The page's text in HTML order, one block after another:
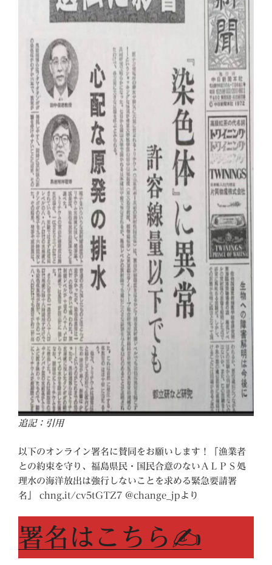
追記：引用
以下のオンライン署名に賛同をお願いします！「漁業者
との約束を守り、福島県民・国民合意のないＡＬＰＳ処
理水の海洋放出は強行しないことを求める緊急要請署
名」 chng.it/cv5tGTZ7 @change_jpより
署名はこちら✍